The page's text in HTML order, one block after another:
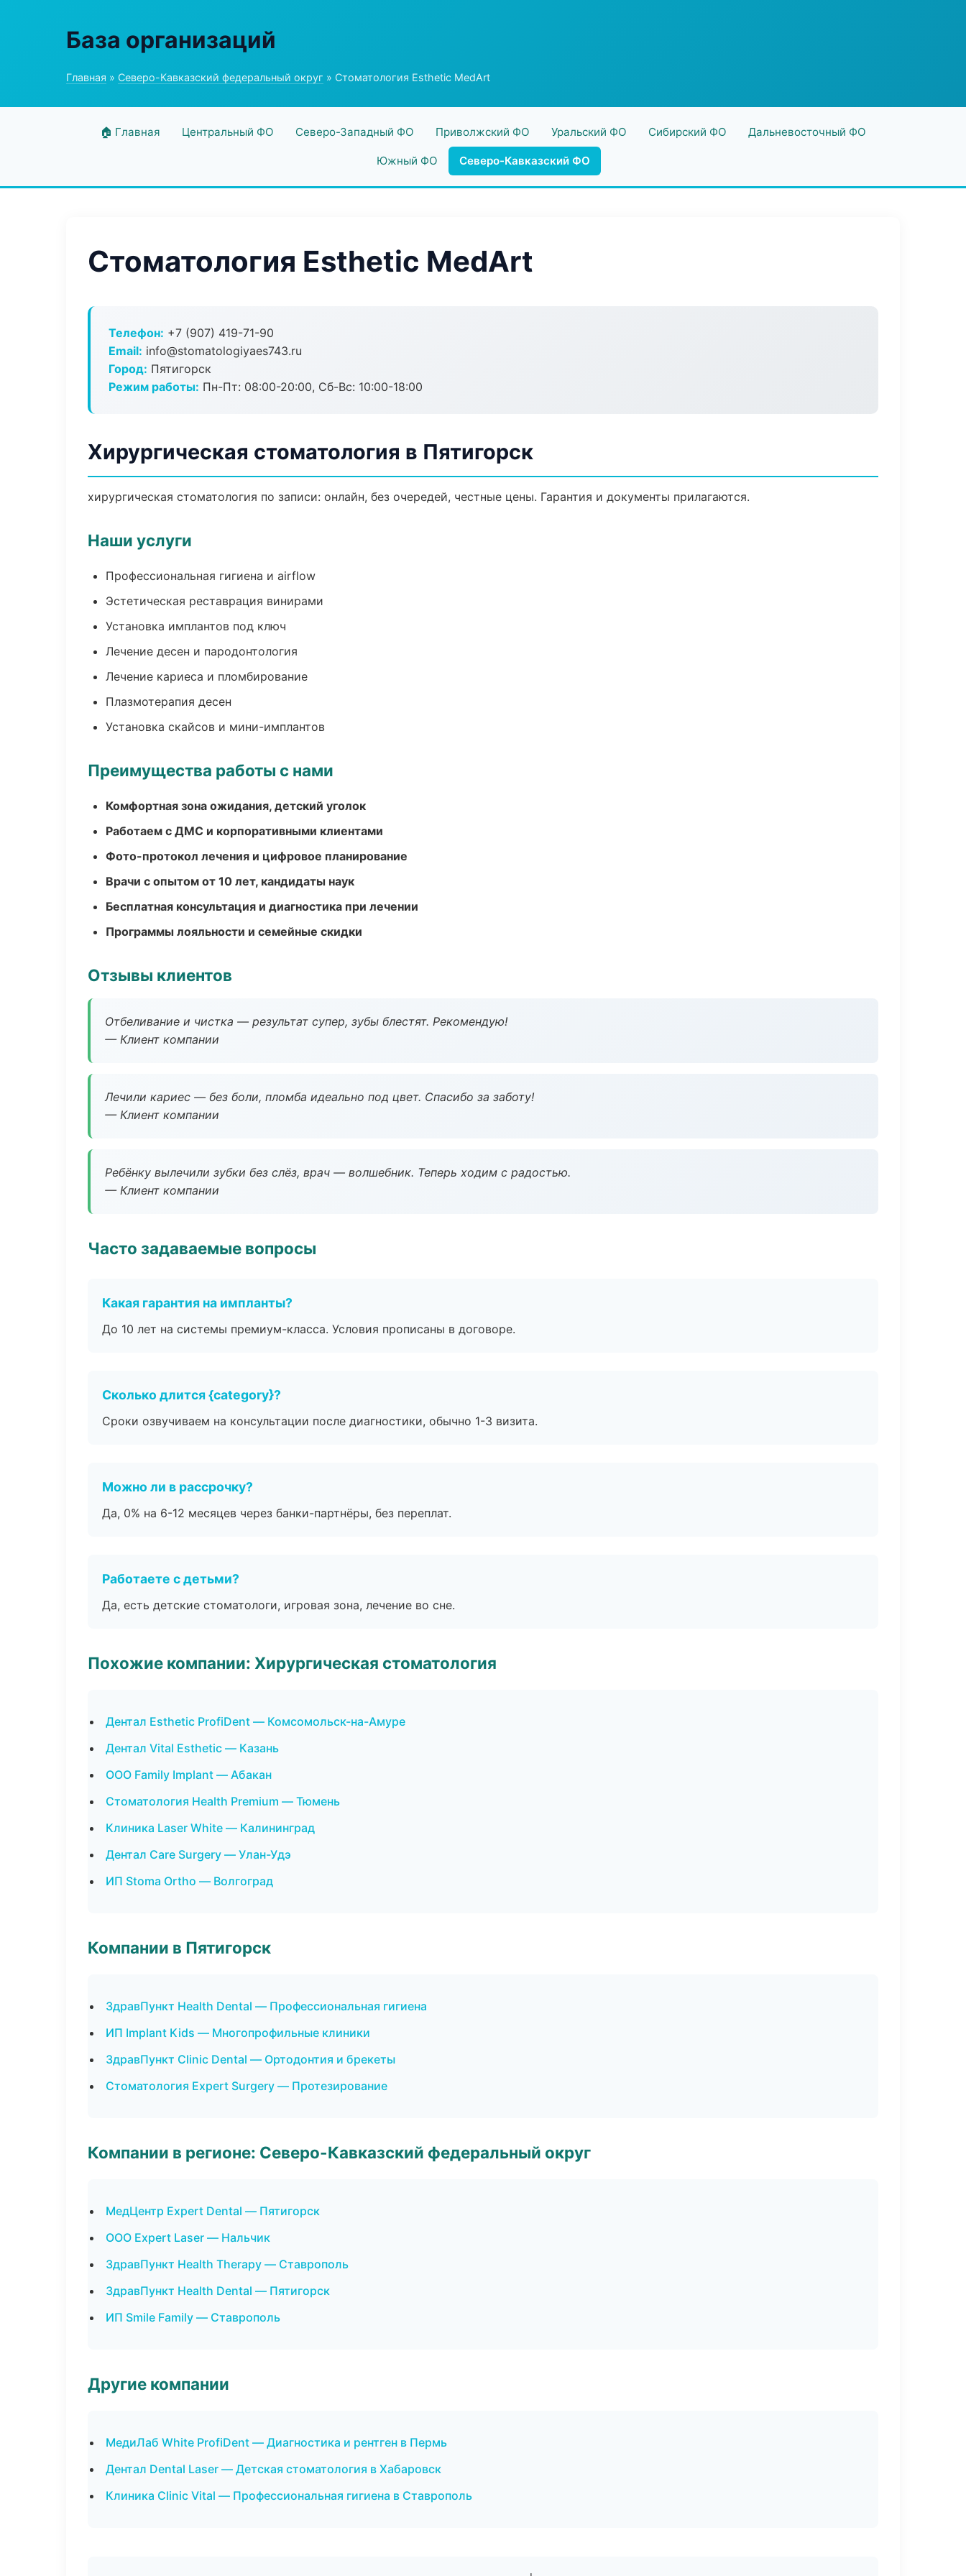
База организаций
Главная » Северо-Кавказский федеральный округ » Стоматология Esthetic MedArt
🏠 Главная Центральный ФО Северо-Западный ФО Приволжский ФО Уральский ФО Сибирский ФО Дальневосточный ФО
Южный ФО Северо-Кавказский ФО
Стоматология Esthetic MedArt
Телефон: +7 (907) 419-71-90
Email: info@stomatologiyaes743.ru
Город: Пятигорск
Режим работы: Пн-Пт: 08:00-20:00, Сб-Вс: 10:00-18:00
Хирургическая стоматология в Пятигорск
хирургическая стоматология по записи: онлайн, без очередей, честные цены. Гарантия и документы прилагаются.
Наши услуги
Профессиональная гигиена и airflow
Эстетическая реставрация винирами
Установка имплантов под ключ
Лечение десен и пародонтология
Лечение кариеса и пломбирование
Плазмотерапия десен
Установка скайсов и мини-имплантов
Преимущества работы с нами
Комфортная зона ожидания, детский уголок
Работаем с ДМС и корпоративными клиентами
Фото-протокол лечения и цифровое планирование
Врачи с опытом от 10 лет, кандидаты наук
Бесплатная консультация и диагностика при лечении
Программы лояльности и семейные скидки
Отзывы клиентов
Отбеливание и чистка — результат супер, зубы блестят. Рекомендую!
— Клиент компании
Лечили кариес — без боли, пломба идеально под цвет. Спасибо за заботу!
— Клиент компании
Ребёнку вылечили зубки без слёз, врач — волшебник. Теперь ходим с радостью.
— Клиент компании
Часто задаваемые вопросы
Какая гарантия на импланты?
До 10 лет на системы премиум-класса. Условия прописаны в договоре.
Сколько длится {category}?
Сроки озвучиваем на консультации после диагностики, обычно 1-3 визита.
Можно ли в рассрочку?
Да, 0% на 6-12 месяцев через банки-партнёры, без переплат.
Работаете с детьми?
Да, есть детские стоматологи, игровая зона, лечение во сне.
Похожие компании: Хирургическая стоматология
Дентал Esthetic ProfiDent — Комсомольск-на-Амуре
Дентал Vital Esthetic — Казань
ООО Family Implant — Абакан
Стоматология Health Premium — Тюмень
Клиника Laser White — Калининград
Дентал Care Surgery — Улан-Удэ
ИП Stoma Ortho — Волгоград
Компании в Пятигорск
ЗдравПункт Health Dental — Профессиональная гигиена
ИП Implant Kids — Многопрофильные клиники
ЗдравПункт Clinic Dental — Ортодонтия и брекеты
Стоматология Expert Surgery — Протезирование
Компании в регионе: Северо-Кавказский федеральный округ
МедЦентр Expert Dental — Пятигорск
ООО Expert Laser — Нальчик
ЗдравПункт Health Therapy — Ставрополь
ЗдравПункт Health Dental — Пятигорск
ИП Smile Family — Ставрополь
Другие компании
МедиЛаб White ProfiDent — Диагностика и рентген в Пермь
Дентал Dental Laser — Детская стоматология в Хабаровск
Клиника Clinic Vital — Профессиональная гигиена в Ставрополь